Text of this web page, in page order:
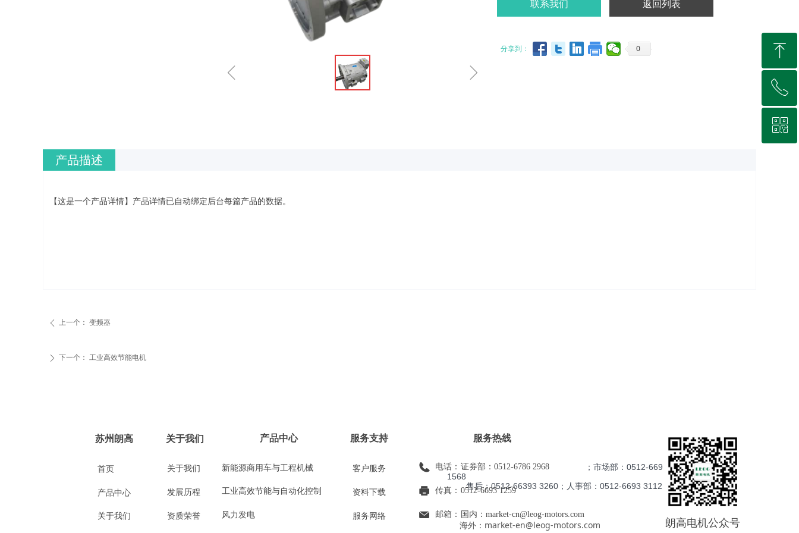
ꁆ ꁇ
联系我们 返回列表
分享到： 0
ꄴ 上一个： 变频器
ꄲ 下一个： 工业高效节能电机
产品描述
【这是一个产品详情】产品详情已自动绑定后台每篇产品的数据。
首页
产品中心
关于我们
苏州朗高
关于我们
发展历程
资质荣誉
关于我们
新能源商用车与工程机械
工业高效节能与自动化控制
风力发电
产品中心
客户服务
资料下载
服务网络
服务支持
朗高电机公众号
电话： 证券部：0512-6786 2968
传真： 0512-6693 1259
邮箱： 国内：market-cn@leog-motors.com
服务热线
海外：market-en@leog-motors.com
；市场部：0512-6693
1568
售后：0512-66393 3260；人事部 ：0512-6693 3112
ꁸ
回到顶部
ꂅ
0512-66931568
ꀥ